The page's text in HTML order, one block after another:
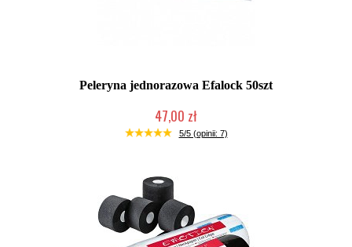
Peleryna jednorazowa Efalock 50szt
47,00 zł
2-5 dni roboczych
5/5 (opinii: 7)